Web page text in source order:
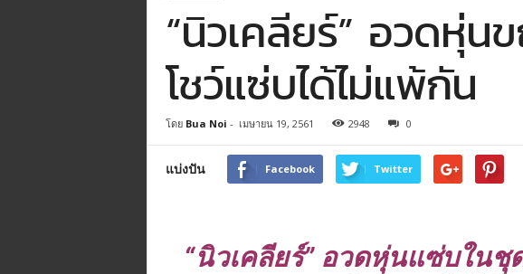
l
“นิวเคลียร์” อวดหุ่
โชว์แซ่บได้ไม่แพ้กัน
โดย Bua Noi - เมษายน 19, 2561 2948 0
แบ่งปัน Facebook Twitter
“นิวเคลียร์” อวดหุ่นแซ่บใน